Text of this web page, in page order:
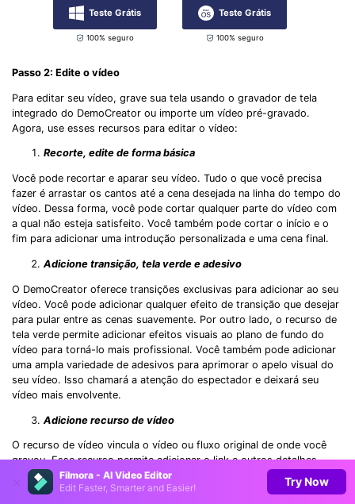
Filmora - AI Video Editor
Edit Faster, Smarter and Easier!
Try Now
Teste Grátis
100% seguro
Teste Grátis
100% seguro
Passo 2: Edite o vídeo
Para editar seu vídeo, grave sua tela usando o gravador de tela
integrado do DemoCreator ou importe um vídeo pré-gravado.
Agora, use esses recursos para editar o vídeo:
Recorte, edite de forma básica
Você pode recortar e aparar seu vídeo. Tudo o que você precisa
fazer é arrastar os cantos até a cena desejada na linha do tempo do
vídeo. Dessa forma, você pode cortar qualquer parte do vídeo com
a qual não esteja satisfeito. Você também pode cortar o início e o
fim para adicionar uma introdução personalizada e uma cena final.
Adicione transição, tela verde e adesivo
O DemoCreator oferece transições exclusivas para adicionar ao seu
vídeo. Você pode adicionar qualquer efeito de transição que desejar
para pular entre as cenas suavemente. Por outro lado, o recurso de
tela verde permite adicionar efeitos visuais ao plano de fundo do
vídeo para torná-lo mais profissional. Você também pode adicionar
uma ampla variedade de adesivos para aprimorar o apelo visual do
seu vídeo. Isso chamará a atenção do espectador e deixará seu
vídeo mais envolvente.
Adicione recurso de vídeo
O recurso de vídeo vincula o vídeo ou fluxo original de onde você
gravou. Esse recurso permite adicionar o link e outros detalhes
relevantes sobre a fonte original do vídeo gravado.